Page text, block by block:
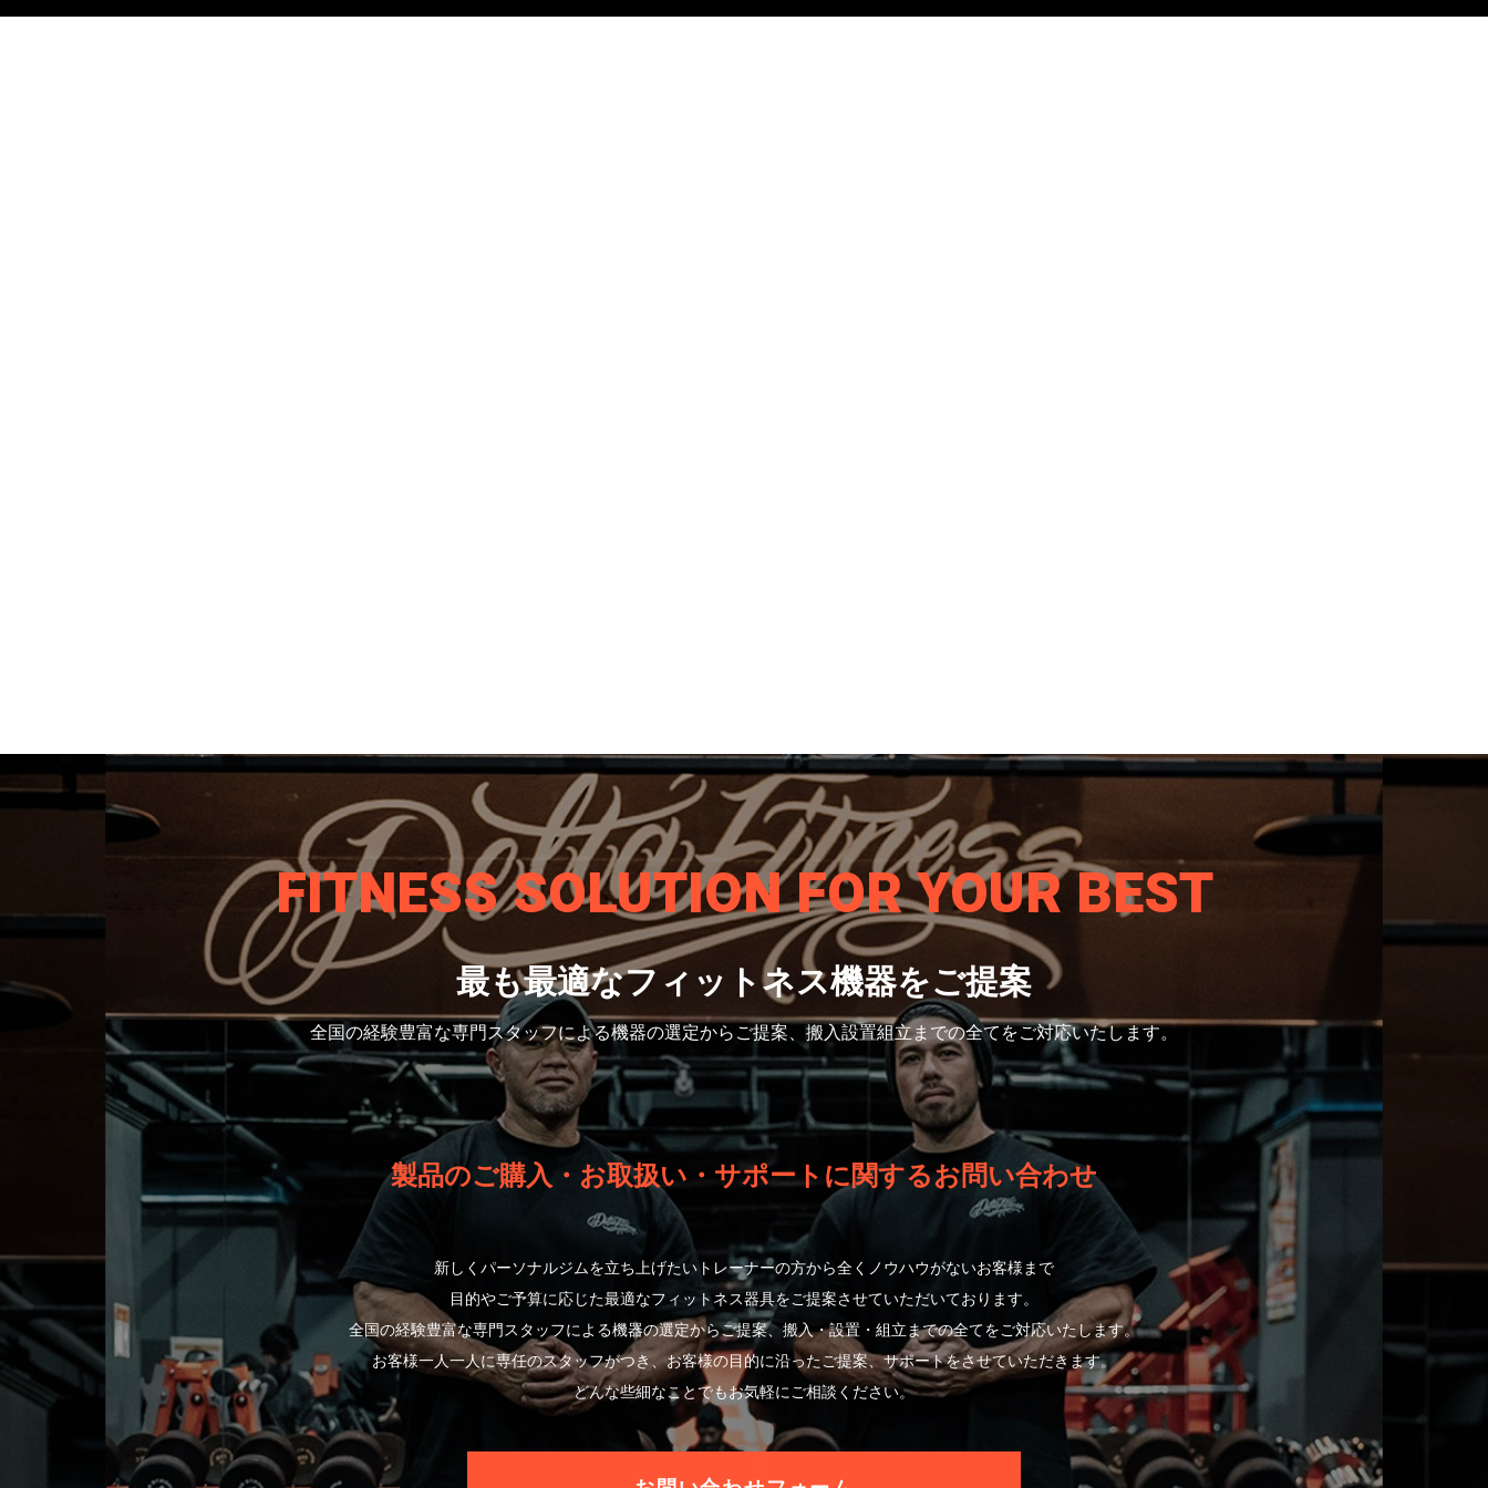
FITNESS SOLUTIONFOR YOUR BEST
最も最適なフィットネス機器をご提案
全国の経験豊富な専門スタッフによる機器の選定から ご提案、搬入設置組立までの全てをご対応いたします。
製品のご購入・お取扱い・サポートに関するお問い合わせ
新しくパーソナルジムを立ち上げたいトレーナーの方から全くノウハウがないお客様まで
目的やご予算に応じた最適なフィットネス器具をご提案させていただいております。
全国の経験豊富な専門スタッフによる機器の選定からご提案、搬入・設置・組立までの全てをご対応いたします。
お客様一人一人に専任のスタッフがつき、お客様の目的に沿ったご提案、サポートをさせていただきます。
どんな些細なことでもお気軽にご相談ください。